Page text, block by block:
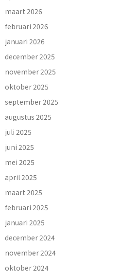
maart 2026
februari 2026
januari 2026
december 2025
november 2025
oktober 2025
september 2025
augustus 2025
juli 2025
juni 2025
mei 2025
april 2025
maart 2025
februari 2025
januari 2025
december 2024
november 2024
oktober 2024